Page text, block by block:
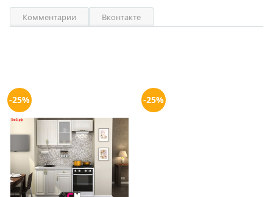
Комментарии Вконтакте
-25% -25%